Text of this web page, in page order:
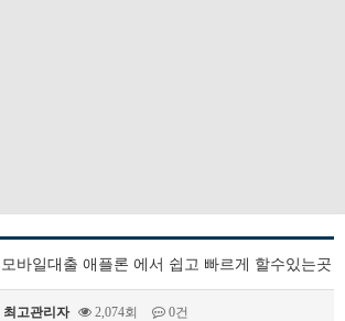
바일대출 애플론 에서 쉽고 빠르게 할수있는곳
최고관리자 2,074회 0건